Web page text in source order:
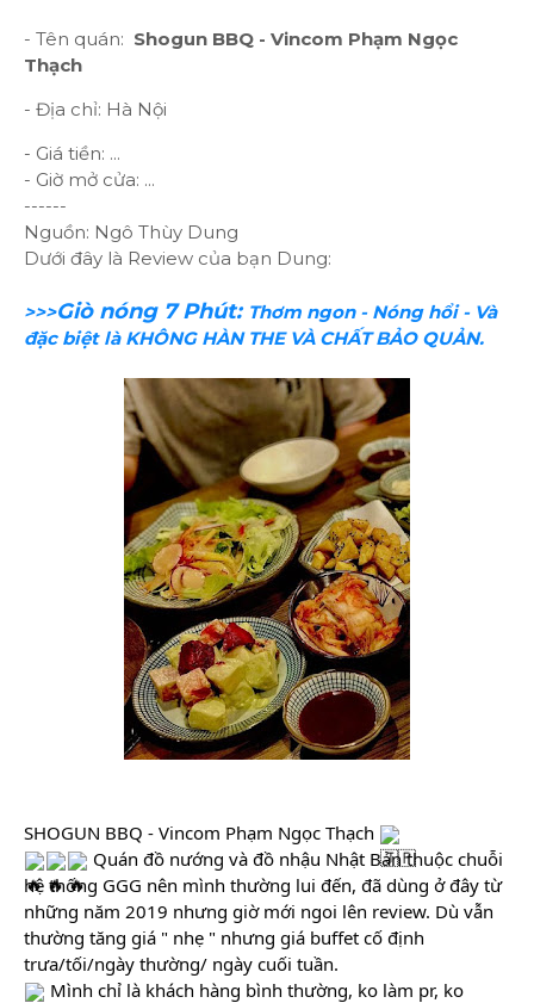
- Tên quán: Shogun BBQ - Vincom Phạm Ngọc
Thạch
- Địa chỉ: Hà Nội
- Giá tiền: ...
- Giờ mở cửa: ...
------
Nguồn: Ngô Thùy Dung
Dưới đây là Review của bạn Dung:
>>>Giò nóng 7 Phút: Thơm ngon - Nóng hổi - Và
đặc biệt là KHÔNG HÀN THE VÀ CHẤT BẢO QUẢN.
SHOGUN BBQ - Vincom Phạm Ngọc Thạch
Quán đồ nướng và đồ nhậu Nhật Bản thuộc chuỗi
hệ thống GGG nên mình thường lui đến, đã dùng ở đây từ
những năm 2019 nhưng giờ mới ngoi lên review. Dù vẫn
thường tăng giá " nhẹ " nhưng giá buffet cố định
trưa/tối/ngày thường/ ngày cuối tuần.
Mình chỉ là khách hàng bình thường, ko làm pr, ko